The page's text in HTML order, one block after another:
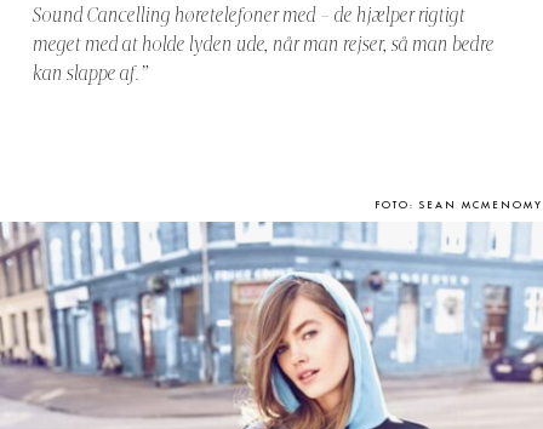
Sound Cancelling høretelefoner med – de hjælper rigtigt
meget med at holde lyden ude, når man rejser, så man bedre
kan slappe af.”
FOTO: SEAN MCMENOMY